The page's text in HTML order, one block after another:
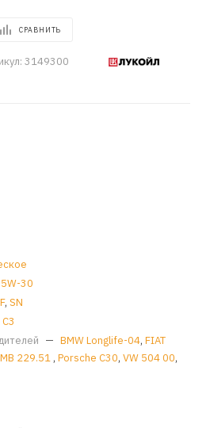
СРАВНИТЬ
3149300
5W-30
, SN
C3
— BMW Longlife-04, FIAT
MB 229.51, Porsche C30, VW 504 00,